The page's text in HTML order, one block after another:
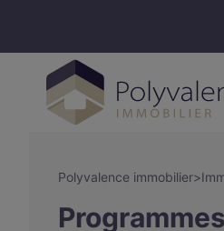
Polyvalence immobilier>